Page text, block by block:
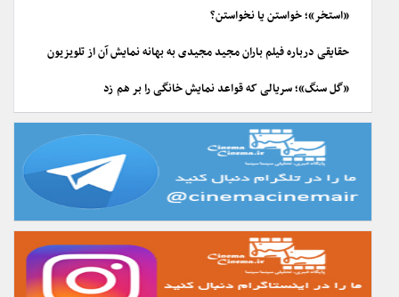
«استخر»؛ خواستن یا نخواستن؟
حقایقی درباره فیلم باران مجید مجیدی به بهانه نمایش آن از تلویزیون
«گل سنگ»؛ سریالی که قواعد نمایش خانگی را بر هم زد